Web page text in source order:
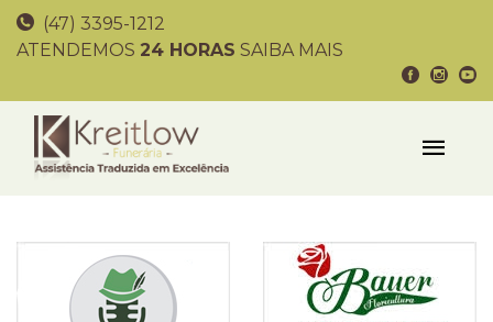
(47) 3395-1212
ATENDEMOS 24 HORAS SAIBA MAIS